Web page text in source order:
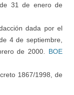
31 de enero de
dada por el
4 de septiembre,
de 2000. BOE
1867/1998, de